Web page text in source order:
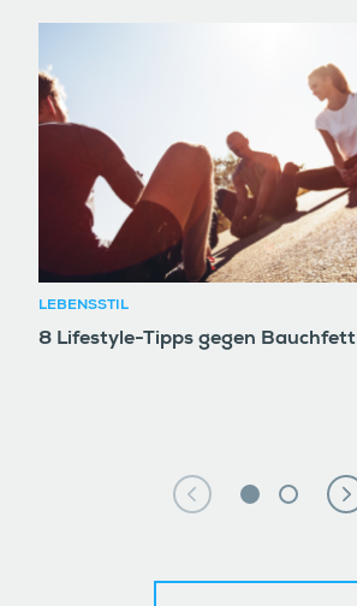
LEBENSSTIL
8 Lifestyle-Tipps gegen Bauchfett